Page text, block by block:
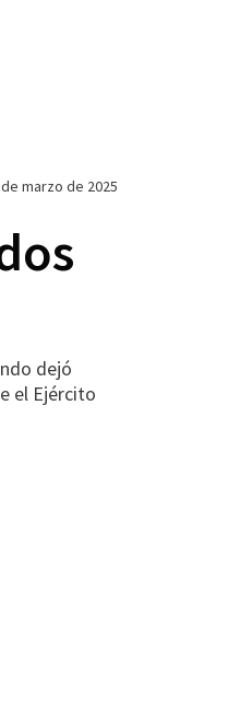
marzo de 2025
dejó
el Ejército